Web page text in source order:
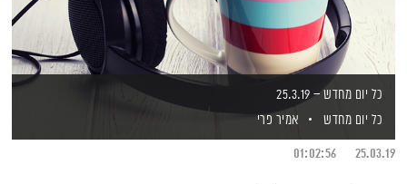
כל יום מחדש – 25.3.19
כל יום מחדש
אמיר פרי
25.03.19
01:02:56